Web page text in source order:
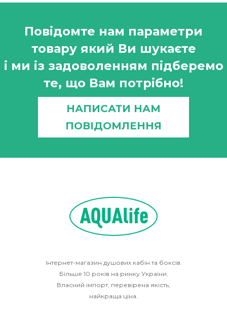
Повідомте нам параметри
товару який Ви шукаєте
і ми із задоволенням підберемо
те, що Вам потрібно!
НАПИСАТИ НАМ
ПОВІДОМЛЕННЯ
Інтернет-магазин душових кабін та боксів.
Більше 10 років на ринку України.
Власний імпорт, перевірена якість,
найкраща ціна.